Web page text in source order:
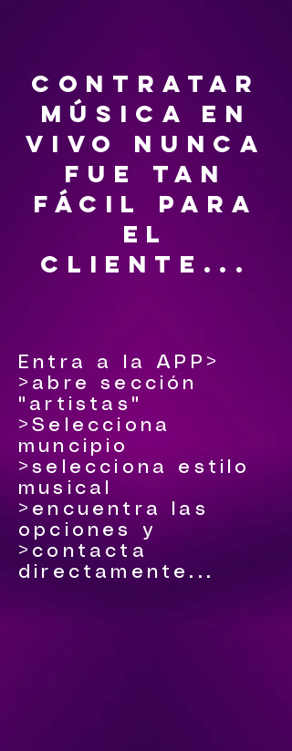
contratar
música en
vivo nunca
fue tan
fácil para
el
cliente...
Entra a la APP>
>abre sección
"artistas"
>Selecciona
muncipio
>selecciona estilo
musical
>encuentra las
opciones y
>contacta
directamente...